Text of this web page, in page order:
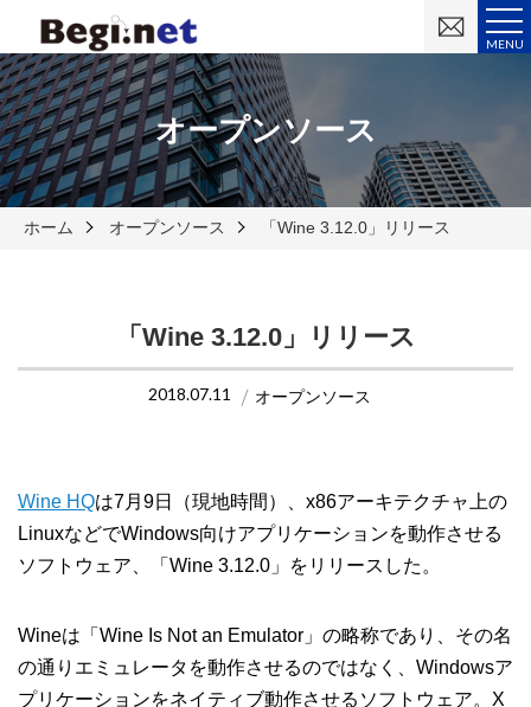
MENU
い
オープンソース
ホーム オープンソース 「Wine 3.12.0」リリース
「Wine 3.12.0」リリース
2018.07.11 オープンソース
Wine HQは7月9日（現地時間）、x86アーキテクチャ上の
LinuxなどでWindows向けアプリケーションを動作させる
ソフトウェア、「Wine 3.12.0」をリリースした。
Wineは「Wine Is Not an Emulator」の略称であり、その名
の通りエミュレータを動作させるのではなく、Windowsア
プリケーションをネイティブ動作させるソフトウェア。X